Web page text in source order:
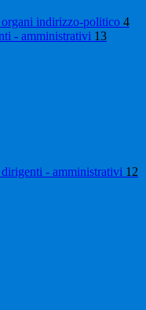
indirizzo-politico 4
- amministrativi 13
- amministrativi 12